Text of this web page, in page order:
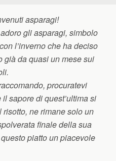
asparagi!
gli asparagi, simbolo
l’inverno che ha deciso
già da quasi un mese sui
procuratevi
sapore di quest’ultima si
risotto, ne rimane solo un
finale della sua
piatto un piacevole